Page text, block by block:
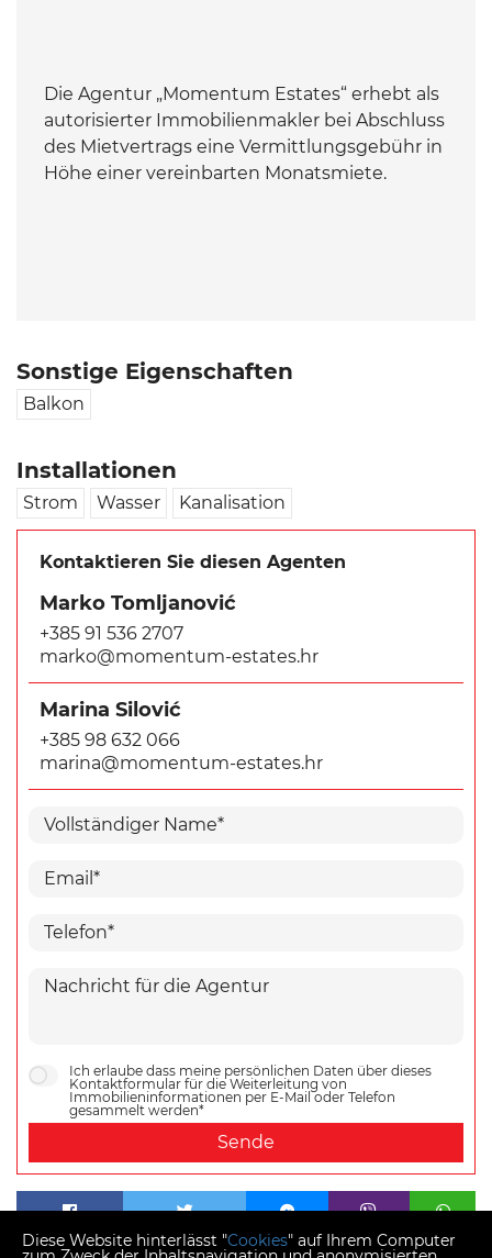
Die Agentur „Momentum Estates“ erhebt als
autorisierter Immobilienmakler bei Abschluss
des Mietvertrags eine Vermittlungsgebühr in
Höhe einer vereinbarten Monatsmiete.
Sonstige Eigenschaften
Balkon
Installationen
Strom Wasser Kanalisation
Kontaktieren Sie diesen Agenten
Marko Tomljanović
+385 91 536 2707
marko@momentum-estates.hr
Marina Silović
+385 98 632 066
marina@momentum-estates.hr
Ich erlaube dass meine persönlichen Daten über dieses
Kontaktformular für die Weiterleitung von
Immobilieninformationen per E-Mail oder Telefon
gesammelt werden*
Sende
Diese Website hinterlässt "Cookies" auf Ihrem Computer